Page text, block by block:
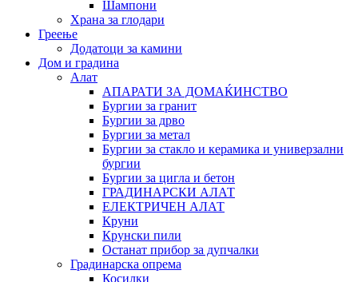
Шампони
Храна за глодари
Греење
Додатоци за камини
Дом и градина
Алат
АПАРАТИ ЗА ДОМАЌИНСТВО
Бургии за гранит
Бургии за дрво
Бургии за метал
Бургии за стакло и керамика и универзални
бургии
Бургии за цигла и бетон
ГРАДИНАРСКИ АЛАТ
ЕЛЕКТРИЧЕН АЛАТ
Круни
Крунски пили
Останат прибор за дупчалки
Градинарска опрема
Косилки